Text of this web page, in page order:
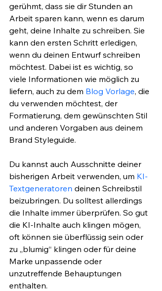
gerühmt, dass sie dir Stunden an
Arbeit sparen kann, wenn es darum
geht, deine Inhalte zu schreiben. Sie
kann den ersten Schritt erledigen,
wenn du deinen Entwurf schreiben
möchtest. Dabei ist es wichtig, so
viele Informationen wie möglich zu
liefern, auch zu dem Blog Vorlage, die
du verwenden möchtest, der
Formatierung, dem gewünschten Stil
und anderen Vorgaben aus deinem
Brand Styleguide.
Du kannst auch Ausschnitte deiner
bisherigen Arbeit verwenden, um KI-
Textgeneratoren deinen Schreibstil
beizubringen. Du solltest allerdings
die Inhalte immer überprüfen. So gut
die KI-Inhalte auch klingen mögen,
oft können sie überflüssig sein oder
zu „blumig“ klingen oder für deine
Marke unpassende oder
unzutreffende Behauptungen
enthalten.